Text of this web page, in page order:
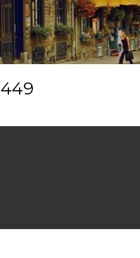
7 noches visitando